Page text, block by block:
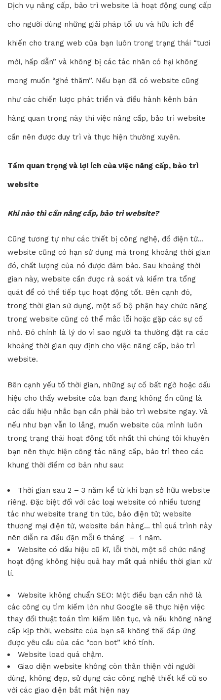
Dịch vụ nâng cấp, bảo trì website là hoạt động cung cấp
cho người dùng những giải pháp tối ưu và hữu ích để
khiến cho trang web của bạn luôn trong trạng thái “tươi
mới, hấp dẫn” và không bị các tác nhân có hại không
mong muốn “ghé thăm”. Nếu bạn đã có website cũng
như các chiến lược phát triển và điều hành kênh bán
hàng quan trọng này thì việc nâng cấp, bảo trì website
cần nên được duy trì và thực hiện thường xuyên.
Tầm quan trọng và lợi ích của việc nâng cấp, bảo trì
website
Khi nào thì cần nâng cấp, bảo trì website?
Cũng tương tự như các thiết bị công nghệ, đồ điện tử…
website cũng có hạn sử dụng mà trong khoảng thời gian
đó, chất lượng của nó được đảm bảo. Sau khoảng thời
gian này, website cần được rà soát và kiểm tra tổng
quát để có thể tiếp tục hoạt động tốt. Bên cạnh đó,
trong thời gian sử dụng, một số bộ phận hay chức năng
trong website cũng có thể mắc lỗi hoặc gặp các sự cố
nhỏ. Đó chính là lý do vì sao người ta thường đặt ra các
khoảng thời gian quy định cho việc nâng cấp, bảo trì
website.
Bên cạnh yếu tố thời gian, những sự cố bất ngờ hoặc dấu
hiệu cho thấy website của bạn đang không ổn cũng là
các dấu hiệu nhắc bạn cần phải bảo trì website ngay. Và
nếu như bạn vẫn lo lắng, muốn website của mình luôn
trong trạng thái hoạt động tốt nhất thì chúng tôi khuyên
bạn nên thực hiện công tác nâng cấp, bảo trì theo các
khung thời điểm cơ bản như sau:
Thời gian sau 2 – 3 năm kể từ khi bạn sở hữu website
riêng. Đặc biệt đối với các loại website có nhiều tương
tác như website trang tin tức, báo điện tử; website
thương mại điện tử, website bán hàng… thì quá trình này
nên diễn ra đều đặn mỗi 6 tháng – 1 năm.
Website có dấu hiệu cũ kĩ, lỗi thời, một số chức năng
hoạt động không hiệu quả hay mất quá nhiều thời gian xử
lí.
Website không chuẩn SEO: Một điều bạn cần nhớ là
các công cụ tìm kiếm lớn như Google sẽ thực hiện việc
thay đổi thuật toán tìm kiếm liên tục, và nếu không nâng
cấp kịp thời, website của bạn sẽ không thể đáp ứng
được yêu cầu của các “con bot” khó tính.
Website load quá chậm.
Giao diện website không còn thân thiện với người
dùng, không đẹp, sử dụng các công nghệ thiết kế cũ so
với các giao diện bắt mắt hiện nay